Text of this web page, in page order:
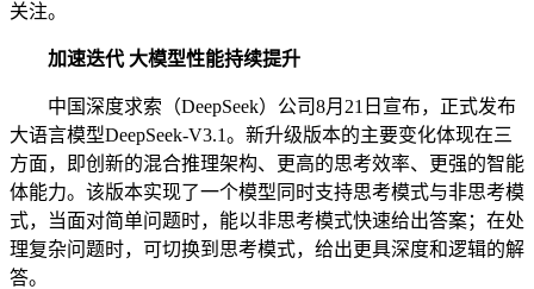
关注。
加速迭代 大模型性能持续提升
中国深度求索（DeepSeek）公司8月21日宣布，正式发布
大语言模型DeepSeek-V3.1。新升级版本的主要变化体现在三
方面，即创新的混合推理架构、更高的思考效率、更强的智能
体能力。该版本实现了一个模型同时支持思考模式与非思考模
式，当面对简单问题时，能以非思考模式快速给出答案；在处
理复杂问题时，可切换到思考模式，给出更具深度和逻辑的解
答。